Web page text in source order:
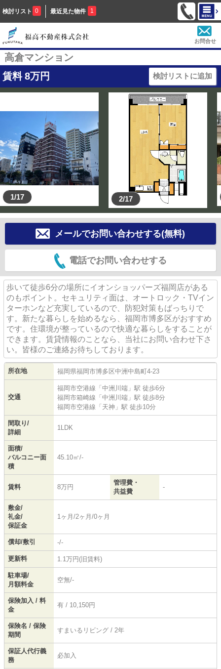
検討リスト 0 最近見た物件 1
お問合せ
高倉マンション
賃料 8万円 検討リストに追加
1/17 2/17
メールでお問い合わせする(無料)
電話でお問い合わせする
歩いて徒歩6分の場所にイオンショッパーズ福岡店がある
のもポイント。セキュリティ面は、オートロック・TVイン
ターホンなど充実しているので、防犯対策もばっちりで
す。新たな暮らしを始めるなら、福岡市博多区がおすすめ
です。住環境が整っているので快適な暮らしをすることが
できます。賃貸情報のことなら、当社にお問い合わせ下さ
い。皆様のご連絡お待ちしております。
所在地 福岡県福岡市博多区中洲中島町4-23
交通
福岡市空港線 「 中洲川端 」駅 徒歩6分
福岡市箱崎線 「 中洲川端 」駅 徒歩8分
福岡市空港線 「 天神 」駅 徒歩10分
間取り/
詳細
1LDK
面積/
バルコニー面
積
45.10㎡/-
賃料 8万円
管理費・
共益費
-
敷金/
礼金/
保証金
1ヶ月/2ヶ月/0ヶ月
償却/敷引 -/-
更新料 1.1万円(旧賃料)
駐車場/
月額料金
空無/-
保険加入 / 料
金
有 / 10,150円
保険名 / 保険
期間
すまいるリビング / 2年
保証人代行義
務
必加入